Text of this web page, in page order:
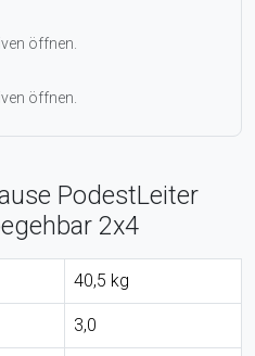
öffnen.
öffnen.
PodestLeiter
2x4
40,5 kg
3,0